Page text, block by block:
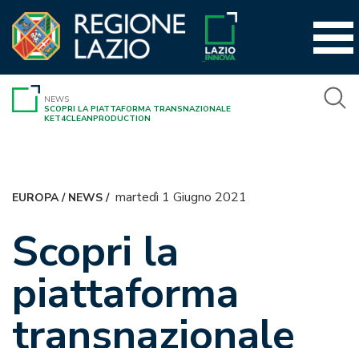
contenuto
NEWS
SCOPRI LA PIATTAFORMA TRANSNAZIONALE
KET4CLEANPRODUCTION
EUROPA/ NEWS/ martedì 1 Giugno 2021
Scopri la
piattaforma
transnazionale